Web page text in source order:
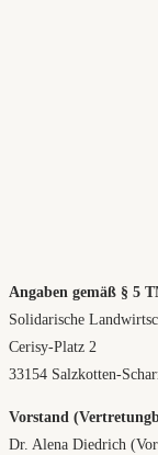
Angaben gemäß § 5
Solidarische
Cerisy-Platz 2
33154 Salzkotten-
Vorstand
Dr. Alena Diedrich